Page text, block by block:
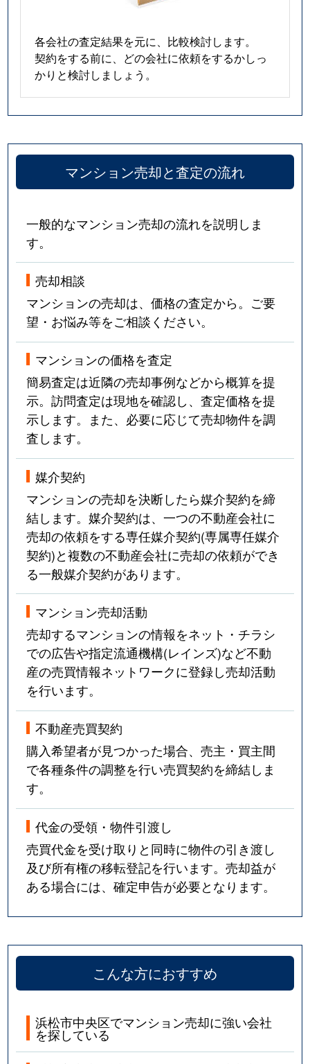
各会社の査定結果を元に、比較検討します。
契約をする前に、どの会社に依頼をするかしっ
かりと検討しましょう。
マンション売却と査定の流れ
一般的なマンション売却の流れを説明しま
す。
売却相談
マンションの売却は、価格の査定から。ご要
望・お悩み等をご相談ください。
マンションの価格を査定
簡易査定は近隣の売却事例などから概算を提
示。訪問査定は現地を確認し、査定価格を提
示します。また、必要に応じて売却物件を調
査します。
媒介契約
マンションの売却を決断したら媒介契約を締
結します。媒介契約は、一つの不動産会社に
売却の依頼をする専任媒介契約(専属専任媒介
契約)と複数の不動産会社に売却の依頼ができ
る一般媒介契約があります。
マンション売却活動
売却するマンションの情報をネット・チラシ
での広告や指定流通機構(レインズ)など不動
産の売買情報ネットワークに登録し売却活動
を行います。
不動産売買契約
購入希望者が見つかった場合、売主・買主間
で各種条件の調整を行い売買契約を締結しま
す。
代金の受領・物件引渡し
売買代金を受け取りと同時に物件の引き渡し
及び所有権の移転登記を行います。売却益が
ある場合には、確定申告が必要となります。
こんな方におすすめ
浜松市中央区でマンション売却に強い会社
を探している